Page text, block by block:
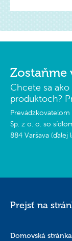
Zostaňme
Chcete sa
produktoch?
Sp. z o. o. so
884 Varšava
Prejsť na
Domovská stránka